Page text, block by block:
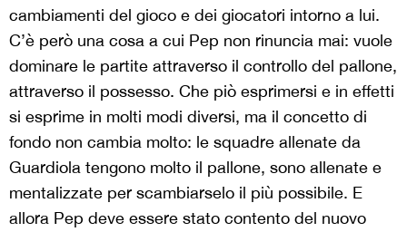
cambiamenti del gioco e dei giocatori intorno a lui.
C’è però una cosa a cui Pep non rinuncia mai: vuole
dominare le partite attraverso il controllo del pallone,
attraverso il possesso. Che piò esprimersi e in effetti
si esprime in molti modi diversi, ma il concetto di
fondo non cambia molto: le squadre allenate da
Guardiola tengono molto il pallone, sono allenate e
mentalizzate per scambiarselo il più possibile. E
allora Pep deve essere stato contento del nuovo